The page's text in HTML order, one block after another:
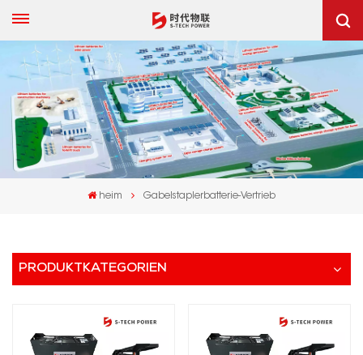
heim Gabelstaplerbatterie-Vertrieb
PRODUKTKATEGORIEN